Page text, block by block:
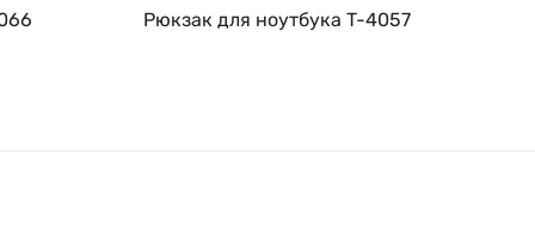
Рюкзак для ноутбука T-4057